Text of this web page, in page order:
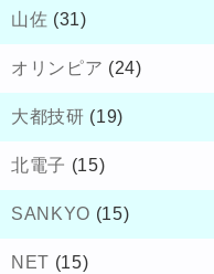
山佐 (31)
オリンピア (24)
大都技研 (19)
北電子 (15)
SANKYO (15)
NET (15)